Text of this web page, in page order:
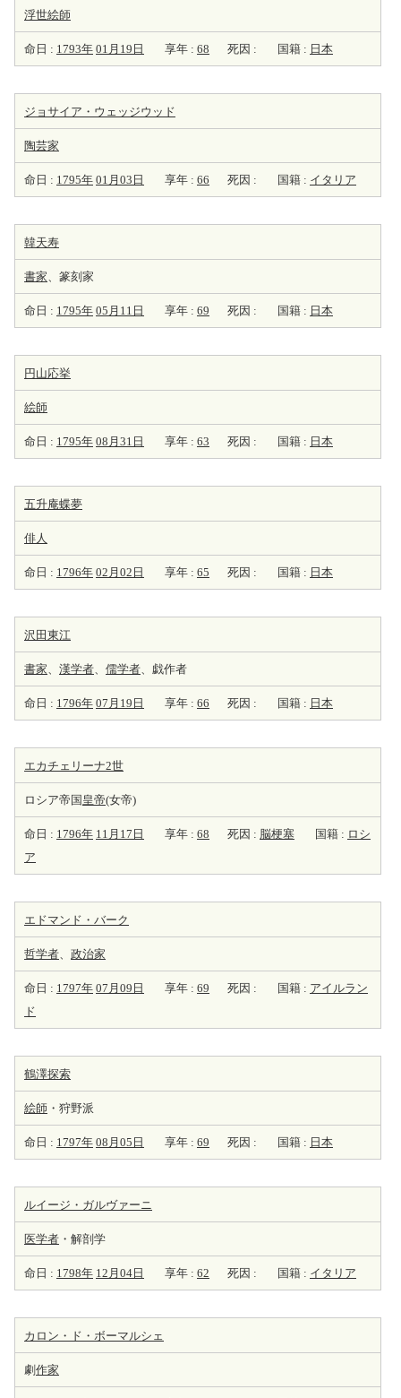
浮世絵師
命日 : 1793年 01月19日 享年 : 68 死因 : 国籍 : 日本
ジョサイア・ウェッジウッド
陶芸家
命日 : 1795年 01月03日 享年 : 66 死因 : 国籍 : イタリア
韓天寿
書家、篆刻家
命日 : 1795年 05月11日 享年 : 69 死因 : 国籍 : 日本
円山応挙
絵師
命日 : 1795年 08月31日 享年 : 63 死因 : 国籍 : 日本
五升庵蝶夢
俳人
命日 : 1796年 02月02日 享年 : 65 死因 : 国籍 : 日本
沢田東江
書家、 漢学者、 儒学者、戯作者
命日 : 1796年 07月19日 享年 : 66 死因 : 国籍 : 日本
エカチェリーナ2世
ロシア帝国 皇帝(女帝)
命日 : 1796年 11月17日 享年 : 68 死因 : 脳梗塞 国籍 : ロシ
ア
エドマンド・バーク
哲学者、 政治家
命日 : 1797年 07月09日 享年 : 69 死因 : 国籍 : アイルラン
ド
鶴澤探索
絵師 ・狩野派
命日 : 1797年 08月05日 享年 : 69 死因 : 国籍 : 日本
ルイージ・ガルヴァーニ
医学者 ・解剖学
命日 : 1798年 12月04日 享年 : 62 死因 : 国籍 : イタリア
カロン・ド・ボーマルシェ
劇 作家